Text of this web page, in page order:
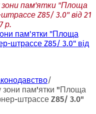
пам'ятки "Площа
Z85/ 3.0" від 21
р.
пам'ятки "Площа
штрассе Z85/ 3.0" від
зони пам'ятки "Площа
штрассе Z85/ 3.0"